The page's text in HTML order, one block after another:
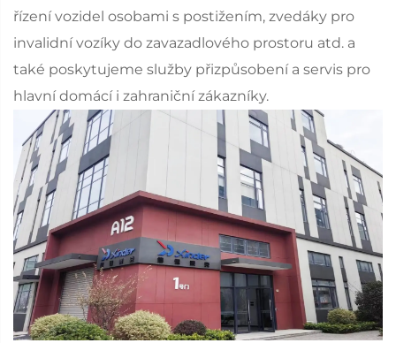
řízení vozidel osobami s postižením, zvedáky pro
invalidní vozíky do zavazadlového prostoru atd. a
také poskytujeme služby přizpůsobení a servis pro
hlavní domácí i zahraniční zákazníky.